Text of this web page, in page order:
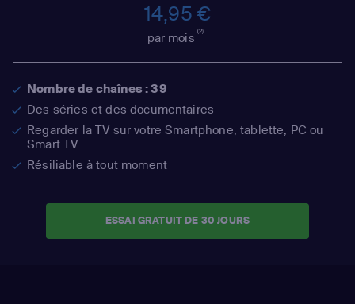
14,95 €
par mois(2)
Nombre de chaînes : 39
Des séries et des documentaires
Regarder la TV sur votre Smartphone, tablette, PC ou
Smart TV
Résiliable à tout moment
ESSAI GRATUIT DE 30 JOURS